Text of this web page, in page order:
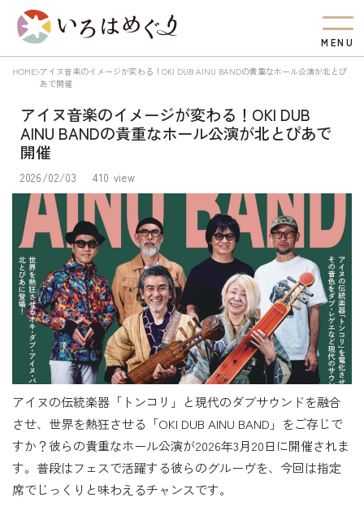
M EN U
HOME アイヌ音楽のイメージが変わる！OKI DUB AINU BANDの貴重なホール公演が北とぴ
あで開催
アイヌ音楽のイメージが変わる！OKI DUB
AINU BANDの貴重なホール公演が北とぴあで
開催
2026/02/03 410 view
アイヌの伝統楽器「トンコリ」と現代のダブサウンドを融合
させ、世界を熱狂させる「OKI DUB AINU BAND」をご存じで
すか？彼らの貴重なホール公演が2026年3月20日に開催されま
す。普段はフェスで活躍する彼らのグルーヴを、今回は指定
席でじっくりと味わえるチャンスです。